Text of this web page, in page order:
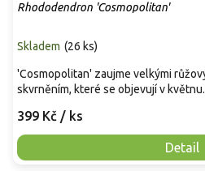
Rhododendron 'Cosmopolitan'
Skladem (26 ks)
399 Kč / ks
Detail
'Cosmopolitan' zaujme velkými
skvrněním, které se objevují v